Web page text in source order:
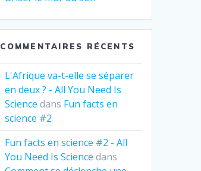
COMMENTAIRES RÉCENTS
L'Afrique va-t-elle se séparer
en deux ? - All You Need Is
Science dans Fun facts en
science #2
Fun facts en science #2 - All
You Need Is Science dans